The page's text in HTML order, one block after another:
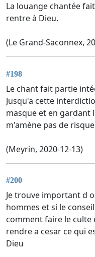
La louange chantée
rentre à Dieu.
(Le Grand-Saconnex,
#198
Le chant fait partie
Jusqu'a cette
masque et en gardant
m'amène pas de
(Meyrin, 2020-12-13)
#200
Je trouve important d
hommes et si le
comment faire le culte
rendre a cesar ce qui
Dieu